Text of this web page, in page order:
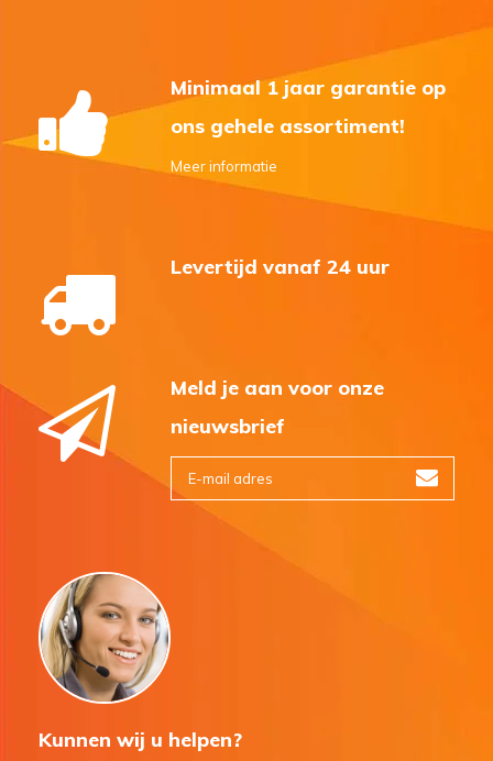
Minimaal 1 jaar garantie op
ons gehele assortiment!
Meer informatie
Levertijd vanaf 24 uur
Meld je aan voor onze
nieuwsbrief
Kunnen wij u helpen?